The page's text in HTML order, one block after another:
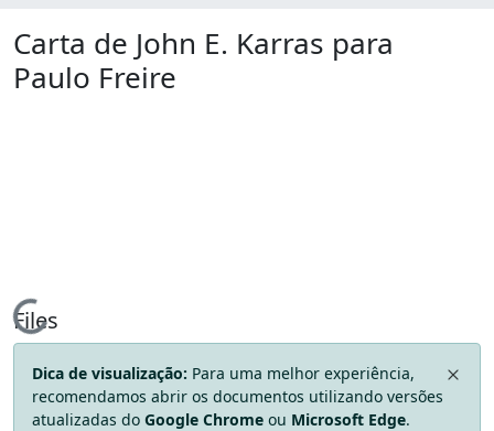
Carta de John E. Karras para
Paulo Freire
Loading...
Files
Dica de visualização: Para uma melhor experiência,
recomendamos abrir os documentos utilizando versões
atualizadas do Google Chrome ou Microsoft Edge.